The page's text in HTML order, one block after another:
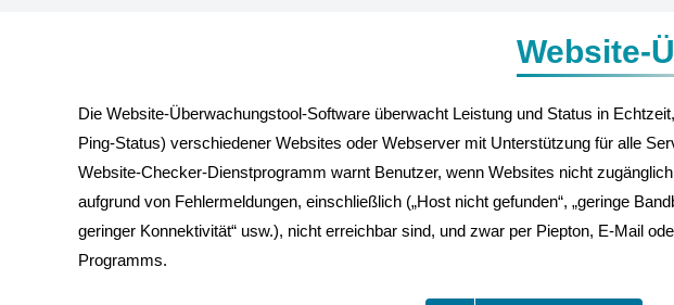
Website-
Die Website-Überwachungstool-Software überwacht Leistung und Status in
Ping-Status) verschiedener Websites oder Webserver mit Unterstützung für alle
Website-Checker-Dienstprogramm warnt Benutzer, wenn Websites nicht
aufgrund von Fehlermeldungen, einschließlich („Host nicht gefunden“, „geringe
geringer Konnektivität“ usw.), nicht erreichbar sind, und zwar per Piepton, E-Mail
Programms.